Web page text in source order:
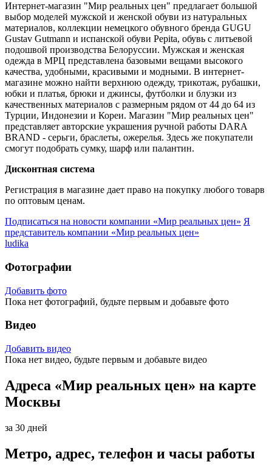
Интернет-магазин "Мир реальных цен" предлагает большой
выбор моделей мужской и женской обуви из натуральных
материалов, коллекции немецкого обувного бренда GUGU
Gustav Gutmann и испанской обуви Pepita, обувь с литьевой
подошвой производства Белоруссии. Мужская и женская
одежда в МРЦ представлена базовыми вещами высокого
качества, удобными, красивыми и модными. В интернет-
магазине можно найти верхнюю одежду, трикотаж, рубашки,
юбки и платья, брюки и джинсы, футболки и блузки из
качественных материалов с размерным рядом от 44 до 64 из
Турции, Индонезии и Кореи. Магазин "Мир реальных цен"
представляет авторские украшения ручной работы DARA
BRAND - серьги, браслеты, ожерелья. Здесь же покупатели
смогут подобрать сумку, шарф или палантин.
Дисконтная система
Регистрация в магазине дает право на покупку любого товарв
по оптовым ценам.
Подписаться на новости компании «Мир реальных цен» Я
представитель компании «Мир реальных цен»
ludika
Фотографии
Добавить фото
Пока нет фотографий, будьте первым и добавьте фото
Видео
Добавить видео
Пока нет видео, будьте первым и добавьте видео
Адреса «Мир реальных цен» на карте
Москвы
за 30 дней
Метро, адрес, телефон и часы работы